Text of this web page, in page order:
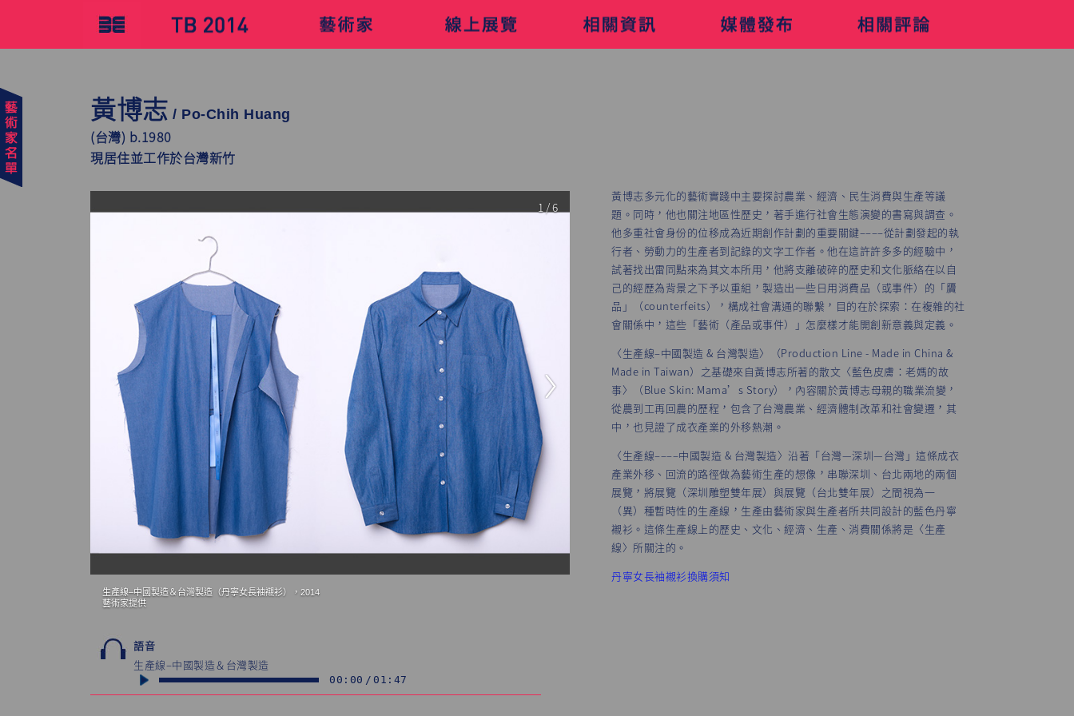
黃博志 / Po-Chih Huang
(台灣) b.1980
現居住並工作於台灣新竹
生產線–中國製造＆台灣製造（丹寧女長袖襯衫），2014
藝術家提供
1 / 6
語音
生產線–中國製造＆台灣製造
00:00 / 01:47
黃博志多元化的藝術實踐中主要探討農業、經濟、民生消費與生產等議
題。同時，他也關注地區性歷史，著手進行社會生態演變的書寫與調查。
他多重社會身份的位移成為近期創作計劃的重要關鍵––––從計劃發起的執
行者、勞動力的生產者到記錄的文字工作者。他在這許許多多的經驗中，
試著找出雷同點來為其文本所用，他將支離破碎的歷史和文化脈絡在以自
己的經歷為背景之下予以重組，製造出一些日用消費品（或事件）的「贗
品」（counterfeits），構成社會溝通的聯繫，目的在於探索：在複雜的社
會關係中，這些「藝術（產品或事件）」怎麼樣才能開創新意義與定義。
〈生產線–中國製造 & 台灣製造〉（Production Line - Made in China &
Made in Taiwan）之基礎來自黃博志所著的散文〈藍色皮膚：老媽的故
事〉（Blue Skin: Mama’s Story），內容關於黃博志母親的職業流變，
從農到工再回農的歷程，包含了台灣農業、經濟體制改革和社會變遷，其
中，也見證了成衣產業的外移熱潮。
〈生產線––––中國製造 & 台灣製造〉沿著「台灣—深圳—台灣」這條成衣
產業外移、回流的路徑做為藝術生產的想像，串聯深圳、台北兩地的兩個
展覽，將展覽（深圳雕塑雙年展）與展覽（台北雙年展）之間視為一
（異）種暫時性的生產線，生產由藝術家與生產者所共同設計的藍色丹寧
襯衫。這條生產線上的歷史、文化、經濟、生產、消費關係將是〈生產
線〉所關注的。
丹寧女長袖襯衫換購須知